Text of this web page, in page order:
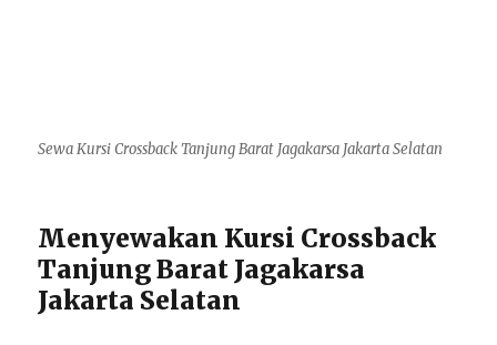
Sewa Kursi Crossback Tanjung Barat Jagakarsa Jakarta Selatan
Menyewakan Kursi Crossback
Tanjung Barat Jagakarsa
Jakarta Selatan